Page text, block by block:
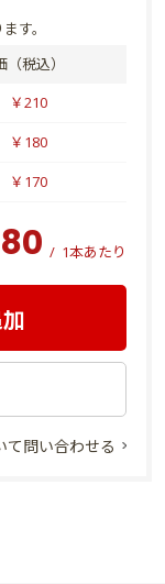
す。
（税込）
￥210
￥180
￥170
/ 1本あたり
て問い合わせる